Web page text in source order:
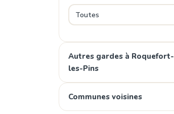
Autres gardes à Roquefort-
les-Pins
Communes voisines